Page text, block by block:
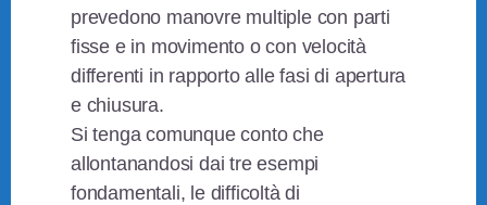
prevedono manovre multiple con parti
fisse e in movimento o con velocità
differenti in rapporto alle fasi di apertura
e chiusura.
Si tenga comunque conto che
allontanandosi dai tre esempi
fondamentali, le difficoltà di